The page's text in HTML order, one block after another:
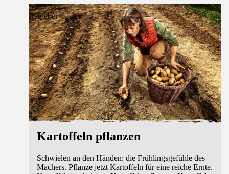
Ratgeber
Kartoffeln pflanzen
Schwielen an den Händen: die Frühlingsgefühle des
Machers. Pflanze jetzt Kartoffeln für eine reiche Ernte.